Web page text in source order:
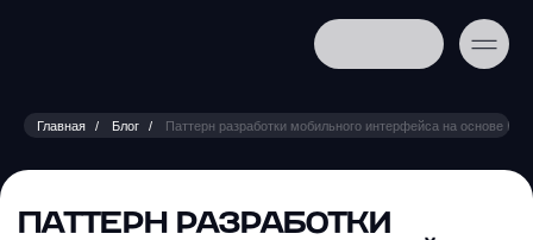
Главная Блог Паттерн разработки мобильного интерфейса на основе ПК
ПАТТЕРН РАЗРАБОТКИ